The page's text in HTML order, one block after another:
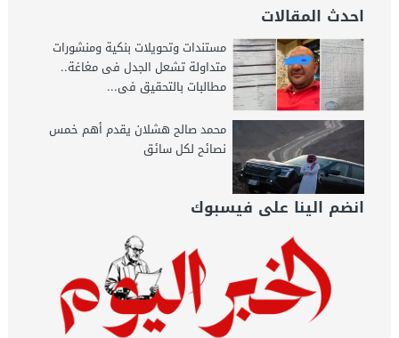
احدث المقالات
مستندات وتحويلات بنكية ومنشورات
متداولة تشعل الجدل فى مغاغة..
مطالبات بالتحقيق فى...
محمد صالح هشلان يقدم أهم خمس
نصائح لكل سائق
انضم الينا على فيسبوك